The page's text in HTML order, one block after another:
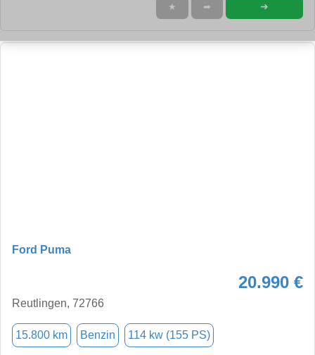
★ ➦ ➜
Ford Puma
20.990 €
Reutlingen, 72766
15.800 km Benzin 114 kw (155 PS)